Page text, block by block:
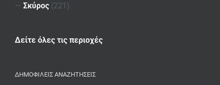
— Σκύρος (221)
Δείτε όλες τις περιοχές
ΔΗΜΟΦΙΛΕΙΣ ΑΝΑΖΗΤΗΣΕΙΣ